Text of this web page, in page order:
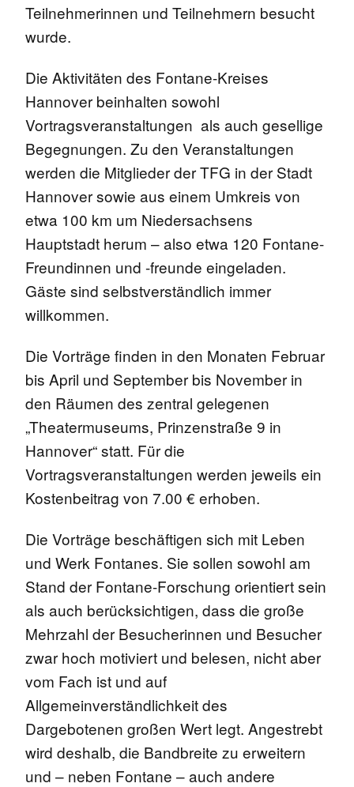
Teilnehmerinnen und Teilnehmern besucht
wurde.
Die Aktivitäten des Fontane-Kreises
Hannover beinhalten sowohl
Vortragsveranstaltungen als auch gesellige
Begegnungen. Zu den Veranstaltungen
werden die Mitglieder der TFG in der Stadt
Hannover sowie aus einem Umkreis von
etwa 100 km um Niedersachsens
Hauptstadt herum – also etwa 120 Fontane-
Freundinnen und -freunde eingeladen.
Gäste sind selbstverständlich immer
willkommen.
Die Vorträge finden in den Monaten Februar
bis April und September bis November in
den Räumen des zentral gelegenen
„Theatermuseums, Prinzenstraße 9 in
Hannover“ statt. Für die
Vortragsveranstaltungen werden jeweils ein
Kostenbeitrag von 7.00 € erhoben.
Die Vorträge beschäftigen sich mit Leben
und Werk Fontanes. Sie sollen sowohl am
Stand der Fontane-Forschung orientiert sein
als auch berücksichtigen, dass die große
Mehrzahl der Besucherinnen und Besucher
zwar hoch motiviert und belesen, nicht aber
vom Fach ist und auf
Allgemeinverständlichkeit des
Dargebotenen großen Wert legt. Angestrebt
wird deshalb, die Bandbreite zu erweitern
und – neben Fontane – auch andere